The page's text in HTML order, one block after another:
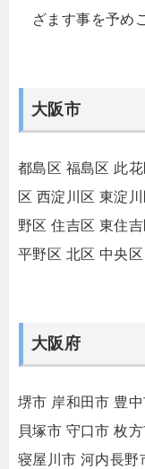
ざます事を予め
大阪市
都島区 福島区 此
区 西淀川区 東淀川
野区 住吉区 東住吉
平野区 北区 中央区
大阪府
堺市 岸和田市 豊
貝塚市 守口市 枚
寝屋川市 河内長野